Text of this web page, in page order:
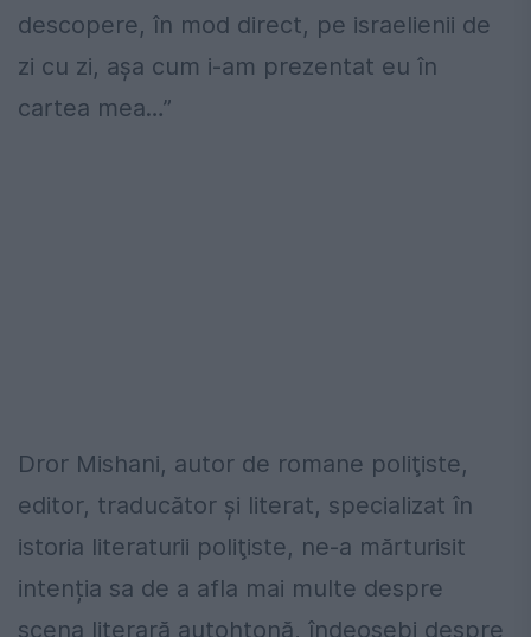
descopere, în mod direct, pe israelienii de
zi cu zi, aşa cum i-am prezentat eu în
cartea mea…”
Dror Mishani, autor de romane poliţiste,
editor, traducător şi literat, specializat în
istoria literaturii poliţiste, ne-a mărturisit
intenția sa de a afla mai multe despre
scena literară autohtonă, îndeosebi despre